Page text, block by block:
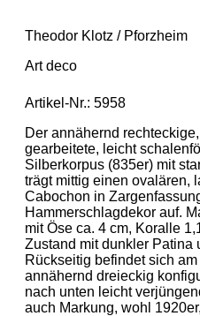
Theodor Klotz / Pforzheim
Art deco
Artikel-Nr.: 5958
Der annähernd
gearbeitete, leicht
Silberkorpus (835er) mit
trägt mittig einen ovalären,
Cabochon in
Hammerschlagdekor auf.
mit Öse ca. 4 cm, Koralle
Zustand mit dunkler Patina
Rückseitig befindet sich
annähernd dreieckig
nach unten leicht
auch Markung, wohl